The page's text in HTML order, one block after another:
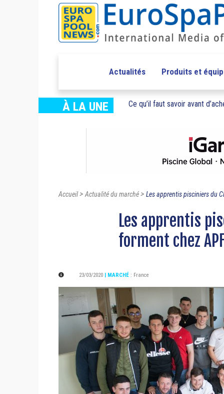
Actualités Produits et
À LA UNE Ce qu’il faut savoir avant
Accueil>Actualité du marché> Les apprentis pisciniers du
Les apprentis
forment chez
23/03/2020 | MARCHÉ : France